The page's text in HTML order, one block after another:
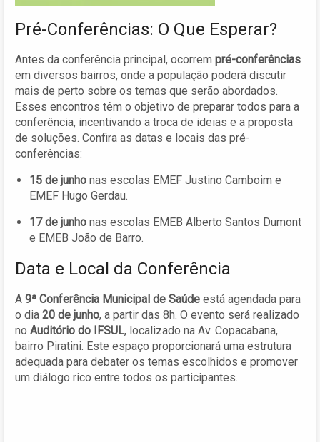
Pré-Conferências: O Que Esperar?
Antes da conferência principal, ocorrem pré-conferências
em diversos bairros, onde a população poderá discutir
mais de perto sobre os temas que serão abordados.
Esses encontros têm o objetivo de preparar todos para a
conferência, incentivando a troca de ideias e a proposta
de soluções. Confira as datas e locais das pré-
conferências:
15 de junho nas escolas EMEF Justino Camboim e
EMEF Hugo Gerdau.
17 de junho nas escolas EMEB Alberto Santos Dumont
e EMEB João de Barro.
Data e Local da Conferência
A 9ª Conferência Municipal de Saúde está agendada para
o dia 20 de junho, a partir das 8h. O evento será realizado
no Auditório do IFSUL, localizado na Av. Copacabana,
bairro Piratini. Este espaço proporcionará uma estrutura
adequada para debater os temas escolhidos e promover
um diálogo rico entre todos os participantes.